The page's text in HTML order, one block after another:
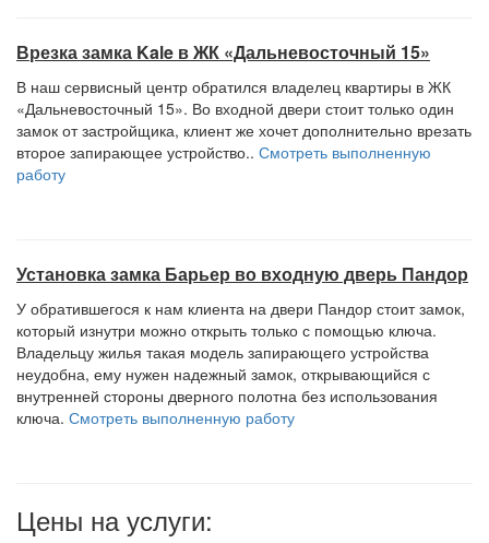
Врезка замка Kale в ЖК «Дальневосточный 15»
В наш сервисный центр обратился владелец квартиры в ЖК
«Дальневосточный 15». Во входной двери стоит только один
замок от застройщика, клиент же хочет дополнительно врезать
второе запирающее устройство.. Смотреть выполненную
работу
Установка замка Барьер во входную дверь Пандор
У обратившегося к нам клиента на двери Пандор стоит замок,
который изнутри можно открыть только с помощью ключа.
Владельцу жилья такая модель запирающего устройства
неудобна, ему нужен надежный замок, открывающийся с
внутренней стороны дверного полотна без использования
ключа. Смотреть выполненную работу
Цены на услуги: